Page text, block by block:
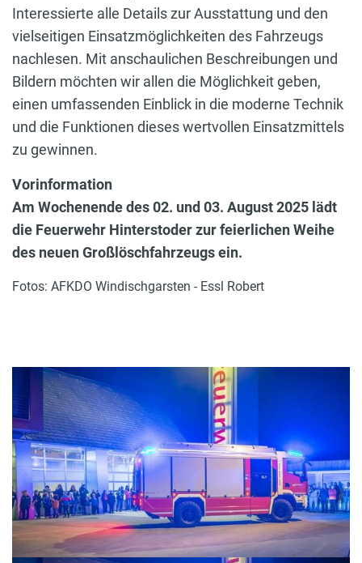
Interessierte alle Details zur Ausstattung und den
vielseitigen Einsatzmöglichkeiten des Fahrzeugs
nachlesen. Mit anschaulichen Beschreibungen und
Bildern möchten wir allen die Möglichkeit geben,
einen umfassenden Einblick in die moderne Technik
und die Funktionen dieses wertvollen Einsatzmittels
zu gewinnen.
Vorinformation
Am Wochenende des 02. und 03. August 2025 lädt
die Feuerwehr Hinterstoder zur feierlichen Weihe
des neuen Großlöschfahrzeugs ein.
Fotos: AFKDO Windischgarsten - Essl Robert